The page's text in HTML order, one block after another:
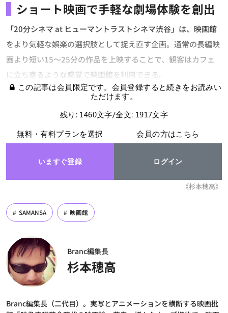
ショート映画で手軽な劇場体験を創出
「20分シネマ at ヒューマントラストシネマ渋谷」は、映画館
をより気軽な娯楽の選択肢として捉え直す企画。通常の長編映
画より短い15～25分の作品を上映することで、観客はカフェ
に立ち寄るような感覚で映画館を利用できる。
この記事は会員限定です。会員登録すると続きをお読みい
ただけます。
残り: 1460文字/全文: 1917文字
無料・有料プランを選択
いますぐ登録
会員の方はこちら
ログイン
《杉本穂高》
SAMANSA 映画館
Branc編集長
杉本穂高
Branc編集長（二代目）。実写とアニメーションを横断する映画批